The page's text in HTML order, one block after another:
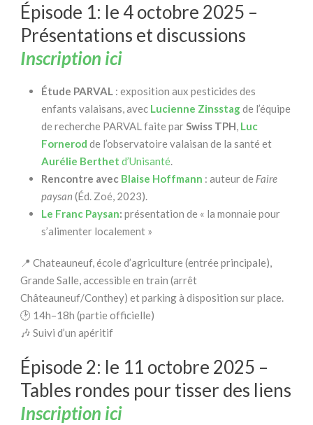
Épisode 1: le 4 octobre 2025 –
Présentations et discussions
Inscription ici
Étude PARVAL : exposition aux pesticides des
enfants valaisans, avec Lucienne Zinsstagde l’équipe
de recherche PARVAL faite parSwiss TPH, Luc
Fornerod de l’observatoire valaisan de la santé et
Aurélie Berthet d’Unisanté.
Rencontre avec Blaise Hoffmann : auteur de Faire
paysan (Éd. Zoé, 2023).
Le Franc Paysan: présentation de « la monnaie pour
s’alimenter localement »
📍 Chateauneuf, école d’agriculture (entrée principale),
Grande Salle, accessible en train (arrêt
Châteauneuf/Conthey) et parking à disposition sur place.
🕑 14h–18h (partie officielle)
🎶 Suivi d’un apéritif
Épisode 2: le 11 octobre 2025 –
Tables rondes pour tisser des liens
Inscription ici